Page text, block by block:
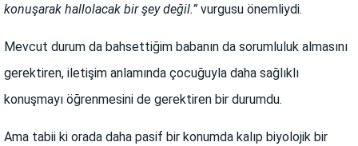
konuşarak hallolacak bir şey değil.” vurgusu önemliydi.
Mevcut durum da bahsettiğim babanın da sorumluluk almasını
gerektiren, iletişim anlamında çocuğuyla daha sağlıklı
konuşmayı öğrenmesini de gerektiren bir durumdu.
Ama tabii ki orada daha pasif bir konumda kalıp biyolojik bir